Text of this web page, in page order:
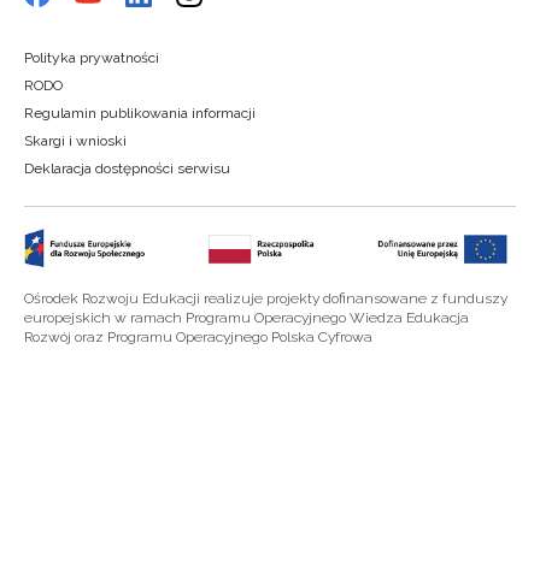
Polityka prywatności
RODO
Regulamin publikowania informacji
Skargi i wnioski
Deklaracja dostępności serwisu
Ośrodek Rozwoju Edukacji realizuje projekty dofinansowane z funduszy
europejskich w ramach Programu Operacyjnego Wiedza Edukacja
Rozwój oraz Programu Operacyjnego Polska Cyfrowa